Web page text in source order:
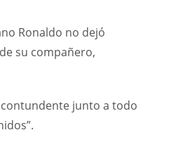
Ronaldo no dejó
su compañero,
junto a todo